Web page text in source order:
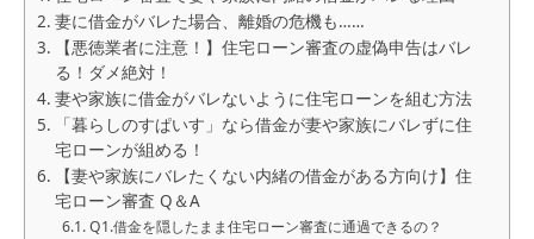
妻に借金がバレた場合、離婚の危機も……
【悪徳業者に注意！】住宅ローン審査の虚偽申告はバレ
る！ダメ絶対！
妻や家族に借金がバレないように住宅ローンを組む方法
「暮らしのすぱいす」なら借金が妻や家族にバレずに住
宅ローンが組める！
【妻や家族にバレたくない内緒の借金がある方向け】住
宅ローン審査 Q＆A
Q1.借金を隠したまま住宅ローン審査に通過できるの？